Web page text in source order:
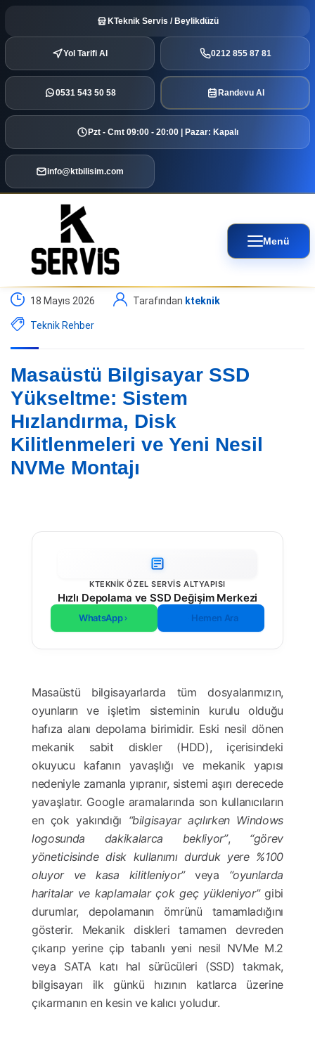
KTeknik Servis / Beylikdüzü
Yol Tarifi Al 0212 855 87 81
0531 543 50 58 Randevu Al
Pzt - Cmt 09:00 - 20:00 | Pazar: Kapalı
info@ktbilisim.com
Menü
18 Mayıs 2026 Tarafından kteknik
Teknik Rehber
Masaüstü Bilgisayar SSD
Yükseltme: Sistem
Hızlandırma, Disk
Kilitlenmeleri ve Yeni Nesil
NVMe Montajı
KTEKNIK ÖZEL SERVIS ALTYAPISI
Hızlı Depolama ve SSD Değişim Merkezi
WhatsApp Hemen Ara
Masaüstü bilgisayarlarda tüm dosyalarımızın,
oyunların ve işletim sisteminin kurulu olduğu
hafıza alanı depolama birimidir. Eski nesil dönen
mekanik sabit diskler (HDD), içerisindeki
okuyucu kafanın yavaşlığı ve mekanik yapısı
nedeniyle zamanla yıpranır, sistemi aşırı derecede
yavaşlatır. Google aramalarında son kullanıcıların
en çok yakındığı “bilgisayar açılırken Windows
logosunda dakikalarca bekliyor”, “görev
yöneticisinde disk kullanımı durduk yere %100
oluyor ve kasa kilitleniyor”veya “oyunlarda
haritalar ve kaplamalar çok geç yükleniyor”gibi
durumlar, depolamanın ömrünü tamamladığını
gösterir. Mekanik diskleri tamamen devreden
çıkarıp yerine çip tabanlı yeni nesil NVMe M.2
veya SATA katı hal sürücüleri (SSD) takmak,
bilgisayarı ilk günkü hızının katlarca üzerine
çıkarmanın en kesin ve kalıcı yoludur.